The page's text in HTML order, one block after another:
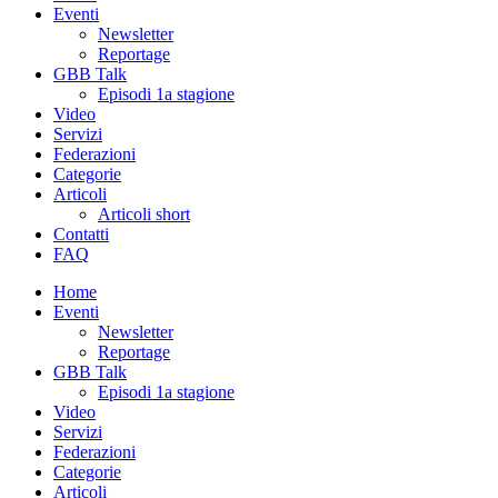
Eventi
Newsletter
Reportage
GBB Talk
Episodi 1a stagione
Video
Servizi
Federazioni
Categorie
Articoli
Articoli short
Contatti
FAQ
Home
Eventi
Newsletter
Reportage
GBB Talk
Episodi 1a stagione
Video
Servizi
Federazioni
Categorie
Articoli